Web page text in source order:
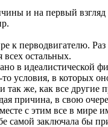
и на первый взгляд
перводвигателю. Раз
всех остальных.
в идеалистической
условия, в которых
так же, как все другие
причина, в свою
с этим все в мире
самой заключала бы